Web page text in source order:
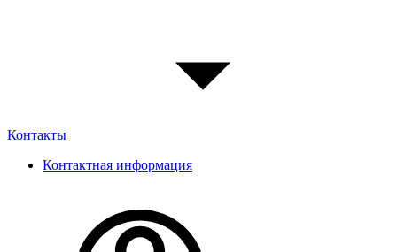
Контакты
Контактная информация